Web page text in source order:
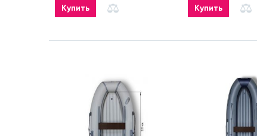
Купить Купить